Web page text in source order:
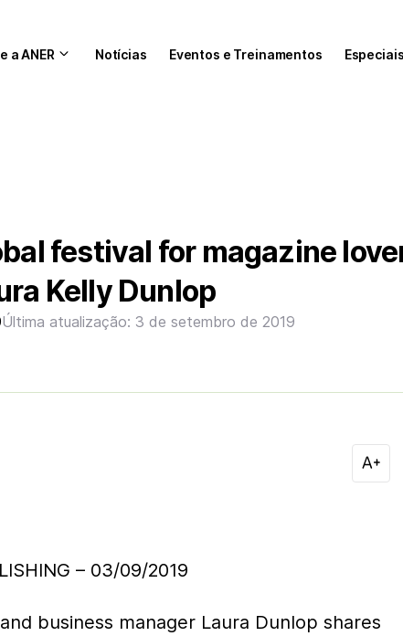
a ANER Notícias Eventos e Treinamentos Especiais
festival for magazine
Kelly Dunlop
Última atualização: 3 de setembro de 2019
– 03/09/2019
business manager Laura Dunlop shares